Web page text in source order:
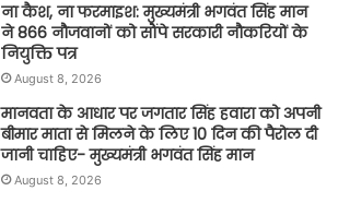
ना कैश, ना फरमाइश: मुख्यमंत्री भगवंत सिंह मान
ने 866 नौजवानों को सौंपे सरकारी नौकरियों के
नियुक्ति पत्र
August 8, 2026
मानवता के आधार पर जगतार सिंह हवारा को अपनी
बीमार माता से मिलने के लिए 10 दिन की पैरोल दी
जानी चाहिए- मुख्यमंत्री भगवंत सिंह मान
August 8, 2026